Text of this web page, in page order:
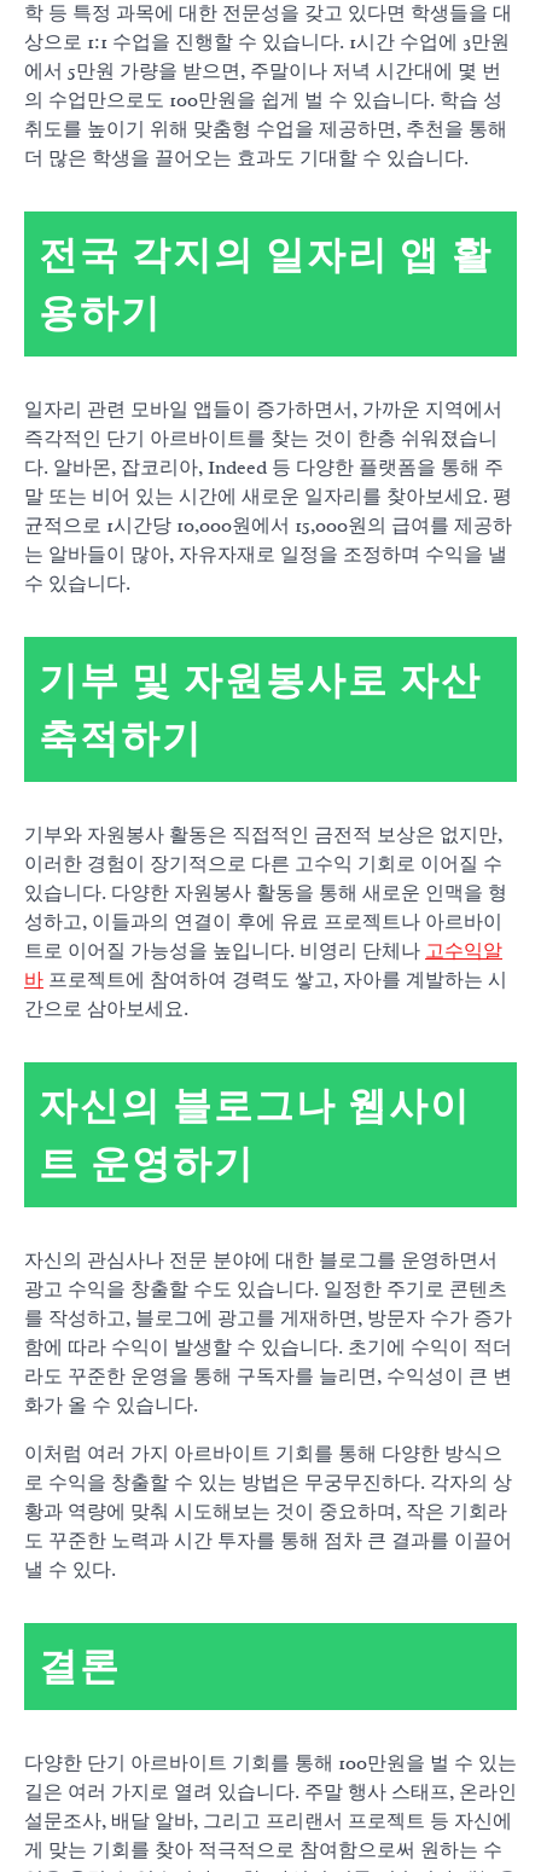
학 등 특정 과목에 대한 전문성을 갖고 있다면 학생들을 대
상으로 1:1 수업을 진행할 수 있습니다. 1시간 수업에 3만원
에서 5만원 가량을 받으면, 주말이나 저녁 시간대에 몇 번
의 수업만으로도 100만원을 쉽게 벌 수 있습니다. 학습 성
취도를 높이기 위해 맞춤형 수업을 제공하면, 추천을 통해
더 많은 학생을 끌어오는 효과도 기대할 수 있습니다.
전국 각지의 일자리 앱 활
용하기
일자리 관련 모바일 앱들이 증가하면서, 가까운 지역에서
즉각적인 단기 아르바이트를 찾는 것이 한층 쉬워졌습니
다. 알바몬, 잡코리아, Indeed 등 다양한 플랫폼을 통해 주
말 또는 비어 있는 시간에 새로운 일자리를 찾아보세요. 평
균적으로 1시간당 10,000원에서 15,000원의 급여를 제공하
는 알바들이 많아, 자유자재로 일정을 조정하며 수익을 낼
수 있습니다.
기부 및 자원봉사로 자산
축적하기
기부와 자원봉사 활동은 직접적인 금전적 보상은 없지만,
이러한 경험이 장기적으로 다른 고수익 기회로 이어질 수
있습니다. 다양한 자원봉사 활동을 통해 새로운 인맥을 형
성하고, 이들과의 연결이 후에 유료 프로젝트나 아르바이
트로 이어질 가능성을 높입니다. 비영리 단체나 고수익알
바 프로젝트에 참여하여 경력도 쌓고, 자아를 계발하는 시
간으로 삼아보세요.
자신의 블로그나 웹사이
트 운영하기
자신의 관심사나 전문 분야에 대한 블로그를 운영하면서
광고 수익을 창출할 수도 있습니다. 일정한 주기로 콘텐츠
를 작성하고, 블로그에 광고를 게재하면, 방문자 수가 증가
함에 따라 수익이 발생할 수 있습니다. 초기에 수익이 적더
라도 꾸준한 운영을 통해 구독자를 늘리면, 수익성이 큰 변
화가 올 수 있습니다.
이처럼 여러 가지 아르바이트 기회를 통해 다양한 방식으
로 수익을 창출할 수 있는 방법은 무궁무진하다. 각자의 상
황과 역량에 맞춰 시도해보는 것이 중요하며, 작은 기회라
도 꾸준한 노력과 시간 투자를 통해 점차 큰 결과를 이끌어
낼 수 있다.
결론
다양한 단기 아르바이트 기회를 통해 100만원을 벌 수 있는
길은 여러 가지로 열려 있습니다. 주말 행사 스태프, 온라인
설문조사, 배달 알바, 그리고 프리랜서 프로젝트 등 자신에
게 맞는 기회를 찾아 적극적으로 참여함으로써 원하는 수